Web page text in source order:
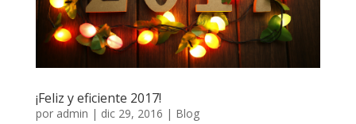
¡Feliz y eficiente 2017!
por admin | dic 29, 2016 | Blog